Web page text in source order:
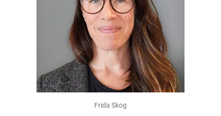
Frida Skog